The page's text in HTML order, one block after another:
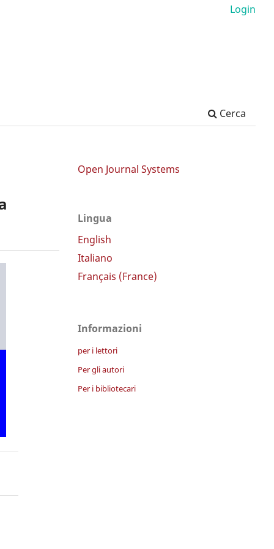
Cerca
Login
Open Journal Systems
Lingua
English
Italiano
Français (France)
Informazioni
per i lettori
Per gli autori
Per i bibliotecari